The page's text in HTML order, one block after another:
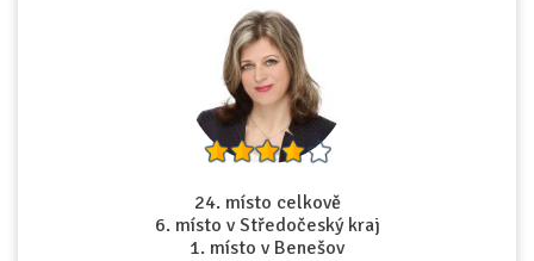
24. místo celkově
6. místo v Středočeský kraj
1. místo v Benešov